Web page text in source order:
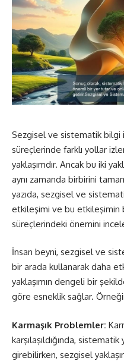
Sezgisel ve sistematik bilgi
süreçlerinde farklı yollar
yaklaşımdır. Ancak bu iki
aynı zamanda birbirini
yazıda, sezgisel ve
etkileşimi ve bu etkileşimin
süreçlerindeki önemini
İnsan beyni, sezgisel ve
bir arada kullanarak daha
yaklaşımın dengeli bir
göre esneklik sağlar.
Karmaşık Problemler:
karşılaşıldığında,
girebilirken, sezgisel